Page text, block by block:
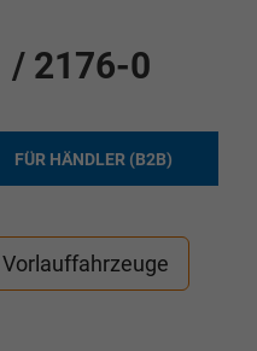
/ 2176-0
FÜR HÄNDLER (B2B)
Vorlauffahrzeuge